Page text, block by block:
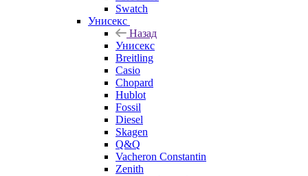
Swatch
Унисекс
Назад
Унисекс
Breitling
Casio
Chopard
Hublot
Fossil
Diesel
Skagen
Q&Q
Vacheron Constantin
Zenith